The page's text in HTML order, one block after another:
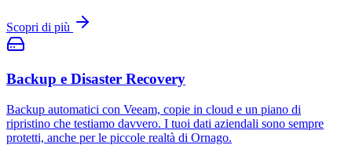
Scopri di più
Backup e Disaster Recovery
Backup automatici con Veeam, copie in cloud e un piano di
ripristino che testiamo davvero. I tuoi dati aziendali sono sempre
protetti, anche per le piccole realtà di Ornago.